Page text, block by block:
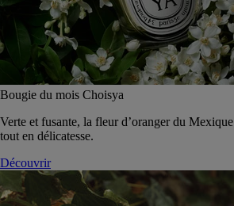
Bougie du mois Choisya
Verte et fusante, la fleur d’oranger du
tout en délicatesse.
Découvrir